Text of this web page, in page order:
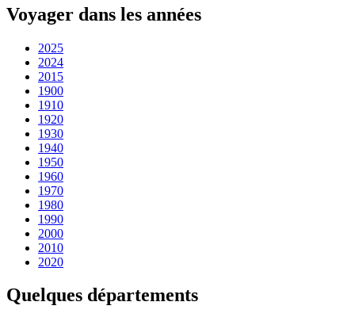
Voyager dans les années
2025
2024
2015
1900
1910
1920
1930
1940
1950
1960
1970
1980
1990
2000
2010
2020
Quelques départements